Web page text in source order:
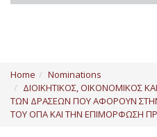
Profile
Regulation
Home
Nominations
ΔΙΟΙΚΗΤΙΚΟΣ, ΟΙΚΟΝΟΜΙΚΟΣ
ΤΩΝ ΔΡΑΣΕΩΝ ΠΟΥ ΑΦΟΡΟΥΝ
ΤΟΥ ΟΠΑ ΚΑΙ ΤΗΝ ΕΠΙΜΟΡΦΩΣΗ